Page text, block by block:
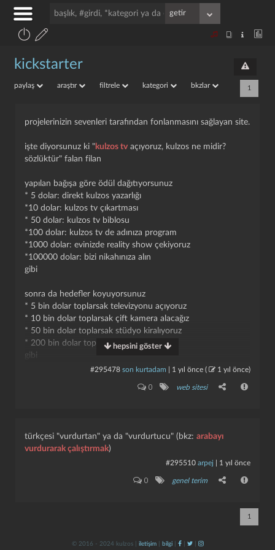
kickstarter
paylaş araştır filtrele kategori bkzlar 1
projelerinizin sevenleri tarafından fonlanmasını sağlayan site.
işte diyorsunuz ki "kulzos tv açıyoruz, kulzos ne midir?
sözlüktür" falan filan
yapılan bağışa göre ödül dağıtıyorsunuz
* 5 dolar: direkt kulzos yazarlığı
*10 dolar: kulzos tv çıkartması
* 50 dolar: kulzos tv biblosu
*100 dolar: kulzos tv de adınıza program
*1000 dolar: evinizde reality show çekiyoruz
*100000 dolar: bizi nikahınıza alın
gibi
sonra da hedefler koyuyorsunuz
* 5 bin dolar toplarsak televizyonu açıyoruz
* 10 bin dolar toplarsak çift kamera alacağız
* 50 bin dolar toplarsak stüdyo kiralıyoruz
* 200 bin dolar toplarsakkulzos bank
gibi
mage: the ascension frp
sinin özel baskı yeni
çizgi filmi de, buradan bir saatte milyon dolar toplamış,
profesyonel bir frp ekibinin projesiydi. 11.3 milyon dolar
hepsini göster
#295478 son kurtadam 1 yıl önce ( 1 yıl önce)
0 web sitesi
türkçesi "vurdurtan" ya da "vurdurtucu" (bkz: arabayı
vurdurarak çalıştırmak)
#295510 arpej 1 yıl önce
0 genel terim
1
kapat kaydet
© 2016 - 2024 kulzos | iletişim| bilgi| | |